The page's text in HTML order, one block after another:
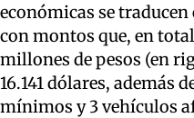
económicas se
con montos que, en
millones de pesos (en
16.141 dólares, además
mínimos y 3 vehículos